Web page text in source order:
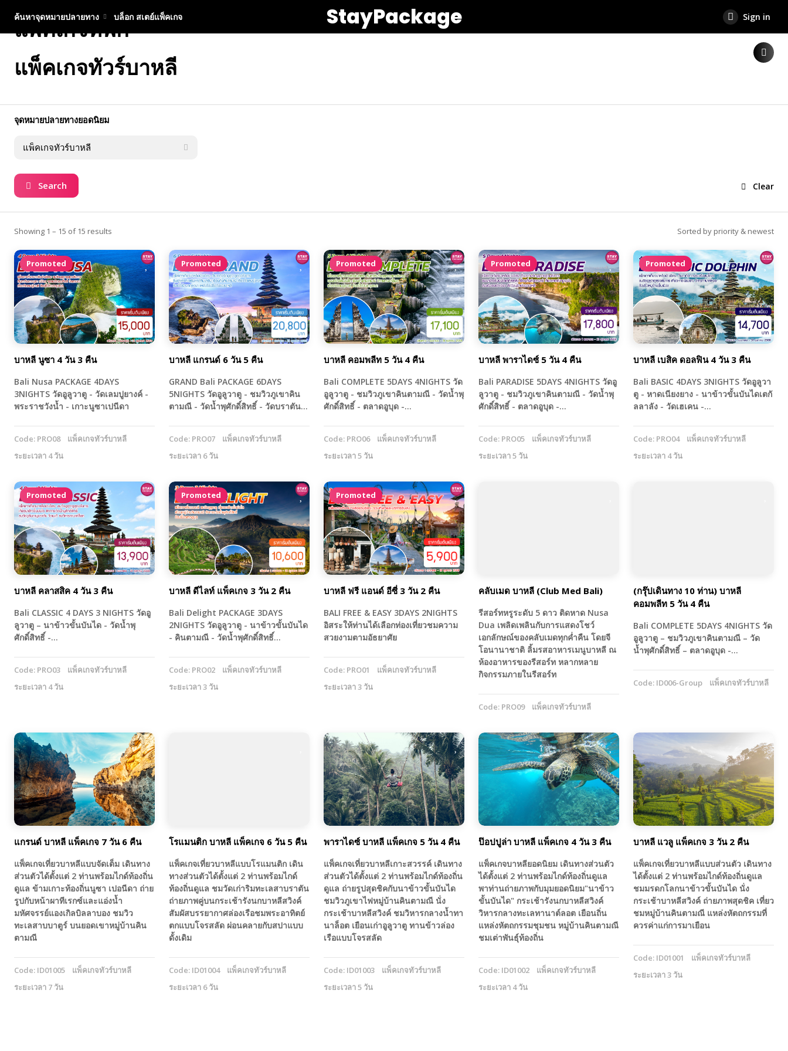
StayPackage
ค้นหาจุดหมายปลายทาง บล็อก สเตย์แพ็คเกจ Sign in
แพ็คเกจที่พัก
แพ็คเกจทัวร์บาหลี
จุดหมายปลายทางยอดนิยม
Search Clear
Showing 1 – 15 of 15 results Sorted by priority & newest
Promoted
บาหลี นูซา 4 วัน 3 คืน
Bali Nusa PACKAGE 4DAYS
3NIGHTS วัดอูลูวาตู - วัดเลมปูยางค์ -
พระราชวังน้ำ - เกาะนูซาเปนีดา
Code: PRO08
แพ็คเกจทัวร์บาหลี
ระยะเวลา 4 วัน
Promoted
บาหลี แกรนด์ 6 วัน 5 คืน
GRAND Bali PACKAGE 6DAYS
5NIGHTS วัดอูลูวาตู - ชมวิวภูเขาคิน
ตามณี - วัดน้ำพุศักดิ์สิทธิ์ - วัดบราตัน…
Code: PRO07
แพ็คเกจทัวร์บาหลี
ระยะเวลา 6 วัน
Promoted
บาหลี คอมพลีท 5 วัน 4 คืน
Bali COMPLETE 5DAYS 4NIGHTS วัด
อูลูวาตู - ชมวิวภูเขาคินตามณี - วัดน้ำพุ
ศักดิ์สิทธิ์ - ตลาดอูบุด -…
Code: PRO06
แพ็คเกจทัวร์บาหลี
ระยะเวลา 5 วัน
Promoted
บาหลี พาราไดซ์ 5 วัน 4 คืน
Bali PARADISE 5DAYS 4NIGHTS วัดอู
ลูวาตู - ชมวิวภูเขาคินตามณี - วัดน้ำพุ
ศักดิ์สิทธิ์ - ตลาดอูบุด -…
Code: PRO05
แพ็คเกจทัวร์บาหลี
ระยะเวลา 5 วัน
Promoted
บาหลี เบสิค ดอลฟิน 4 วัน 3 คืน
Bali BASIC 4DAYS 3NIGHTS วัดอูลูวา
ตู - หาดเนียงยาง - นาข้าวขั้นบันไดเตกั
ลลาลัง - วัดเฮเคน -…
Code: PRO04
แพ็คเกจทัวร์บาหลี
ระยะเวลา 4 วัน
Promoted
บาหลี คลาสสิค 4 วัน 3 คืน
Bali CLASSIC 4 DAYS 3 NIGHTS วัดอู
ลูวาตู – นาข้าวขั้นบันได - วัดน้ำพุ
ศักดิ์สิทธิ์ -…
Code: PRO03
แพ็คเกจทัวร์บาหลี
ระยะเวลา 4 วัน
Promoted
บาหลี ดีไลท์ แพ็คเกจ 3 วัน 2 คืน
Bali Delight PACKAGE 3DAYS
2NIGHTS วัดอูลูวาตู - นาข้าวขั้นบันได
- คินตามณี - วัดน้ำพุศักดิ์สิทธิ์…
Code: PRO02
แพ็คเกจทัวร์บาหลี
ระยะเวลา 3 วัน
Promoted
บาหลี ฟรี แอนด์ อีซี่ 3 วัน 2 คืน
BALI FREE & EASY 3DAYS 2NIGHTS
อิสระให้ท่านได้เลือกท่องเที่ยวชมความ
สวยงามตามอัธยาศัย
Code: PRO01
แพ็คเกจทัวร์บาหลี
ระยะเวลา 3 วัน
คลับเมด บาหลี (Club Med Bali)
รีสอร์ทหรูระดับ 5 ดาว ติดหาด Nusa
Dua เพลิดเพลินกับการแสดงโชว์
เอกลักษณ์ของคลับเมดทุกค่ำคืน โดยจี
โอนานาชาติ ลิ้มรสอาหารเมนูบาหลี ณ
ห้องอาหารของรีสอร์ท หลากหลาย
กิจกรรมภายในรีสอร์ท
Code: PRO09 แพ็คเกจทัวร์บาหลี
(กรุ๊ปเดินทาง 10 ท่าน) บาหลี
คอมพลีท 5 วัน 4 คืน
Bali COMPLETE 5DAYS 4NIGHTS วัด
อูลูวาตู – ชมวิวภูเขาคินตามณี – วัด
น้ำพุศักดิ์สิทธิ์ – ตลาดอูบุด -…
Code: ID006-Group แพ็คเกจทัวร์บาหลี
แกรนด์ บาหลี แพ็คเกจ 7 วัน 6 คืน
แพ็คเกจเที่ยวบาหลีแบบจัดเต็ม เดินทาง
ส่วนตัวได้ตั้งแต่ 2 ท่านพร้อมไกด์ท้องถิ่น
ดูแล ข้ามเกาะท้องถิ่นนูซา เปอนีดา ถ่าย
รูปกับหน้าผาทีเรกซ์และแอ่งน้ำ
มหัศจรรย์แองเกิลบิลลาบอง ชมวิว
ทะเลสาบบาตูร์ บนยอดเขาหมู่บ้านคิน
ตามณี
Code: ID01005
แพ็คเกจทัวร์บาหลี
ระยะเวลา 7 วัน
โรแมนติก บาหลี แพ็คเกจ 6 วัน 5 คืน
แพ็คเกจเที่ยวบาหลีแบบโรแมนติก เดิน
ทางส่วนตัวได้ตั้งแต่ 2 ท่านพร้อมไกด์
ท้องถิ่นดูแล ชมวัดเก่าริมทะเลสาบราตัน
ถ่ายภาพคู่บนกระเช้ารังนกบาหลีสวิงค์
สัมผัสบรรยากาศล่องเรือชมพระอาทิตย์
ตกแบบโจรสลัด ผ่อนคลายกับสปาแบบ
ดั้งเดิม
Code: ID01004
แพ็คเกจทัวร์บาหลี
ระยะเวลา 6 วัน
พาราไดซ์ บาหลี แพ็คเกจ 5 วัน 4 คืน
แพ็คเกจเที่ยวบาหลีเกาะสวรรค์ เดินทาง
ส่วนตัวได้ตั้งแต่ 2 ท่านพร้อมไกด์ท้องถิ่น
ดูแล ถ่ายรูปสุดชิคกับนาข้าวขั้นบันได
ชมวิวภูเขาไฟหมู่บ้านคินตามณี นั่ง
กระเช้าบาหลีสวิงค์ ชมวิหารกลางน้ำทา
นาล็อต เยือนเก่าอูลูวาตู ทานข้าวล่อง
เรือแบบโจรสลัด
Code: ID01003
แพ็คเกจทัวร์บาหลี
ระยะเวลา 5 วัน
ป๊อปปูล่า บาหลี แพ็คเกจ 4 วัน 3 คืน
แพ็คเกจบาหลียอดนิยม เดินทางส่วนตัว
ได้ตั้งแต่ 2 ท่านพร้อมไกด์ท้องถิ่นดูแล
พาท่านถ่ายภาพกับมุมยอดนิยม"นาข้าว
ขั้นบันได" กระเช้ารังนกบาหลีสวิงค์
วิหารกลางทะเลทานาต์ลอต เยือนถิ่น
แหล่งหัตถกรรมชุมชน หมู่บ้านคินตามณี
ชมเต่าพันธุ์ท้องถิ่น
Code: ID01002
แพ็คเกจทัวร์บาหลี
ระยะเวลา 4 วัน
บาหลี แวลู แพ็คเกจ 3 วัน 2 คืน
แพ็คเกจเที่ยวบาหลีแบบส่วนตัว เดินทาง
ได้ตั้งแต่ 2 ท่านพร้อมไกด์ท้องถิ่นดูแล
ชมมรดกโลกนาข้าวขั้นบันได นั่ง
กระเช้าบาหลีสวิงค์ ถ่ายภาพสุดชิค เที่ยว
ชมหมู่บ้านคินตามณี แหล่งหัตถกรรมที่
ควรค่าแก่การมาเยือน
Code: ID01001
แพ็คเกจทัวร์บาหลี
ระยะเวลา 3 วัน